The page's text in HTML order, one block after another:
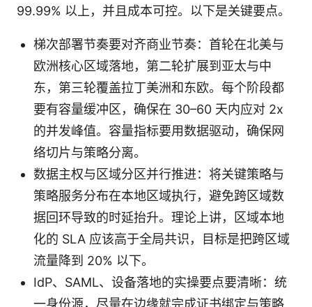
99.99% 以上，并且成本可控。以下是关键要点。
梯次部署节奏要对齐商业节奏：首轮在北美与
欧洲核心区域落地，第二轮扩展到亚太与中
东，第三轮覆盖拉丁美洲和东欧。每个阶段都
要有容量缓冲区，确保在 30–60 天内应对 2x
的并发峰值。容量指标要用数据驱动，确保网
络切片与策略分离。
数据主权与区域分区并行推进：将关键策略与
策略服务分布在本地区域执行，避免跨区域数
据回环导致的时延抬升。理论上讲，区域本地
化的 SLA 应该高于全局共识，目标是把跨区域
流量降到 20% 以下。
IdP、SAML、设备落地的实操要点要清晰：统
一身份源，尽量在边缘就完成证书绑定与策略